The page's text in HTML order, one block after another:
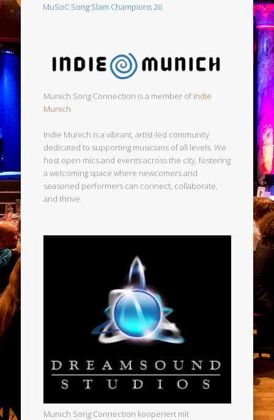
MuSoC Song Slam Champions 26
Munich Song Connection is a member ofIndie
Munich
Indie Munich is a vibrant, artist-led community
dedicated to supporting musicians of all levels. We
host open mics and events across the city, fostering
a welcoming space where newcomers and
seasoned performers can connect, collaborate,
and thrive.
Munich Song Connection kooperiert mit